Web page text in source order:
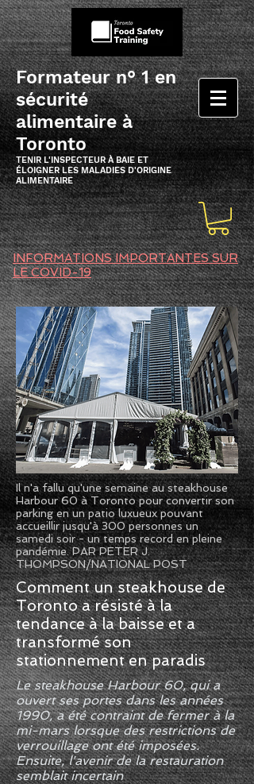
Formateur n° 1 en
sécurité
alimentaire à
Toronto
TENIR L'INSPECTEUR À BAIE ET
ÉLOIGNER LES MALADIES D'ORIGINE
ALIMENTAIRE
INFORMATIONS IMPORTANTES SUR
LE COVID-19
Il n'a fallu qu'une semaine au steakhouse
Harbour 60 à Toronto pour convertir son
parking en un patio luxueux pouvant
accueillir jusqu'à 300 personnes un
samedi soir - un temps record en pleine
pandémie. PAR PETER J.
THOMPSON/NATIONAL POST
Comment un steakhouse de
Toronto a résisté à la
tendance à la baisse et a
transformé son
stationnement en paradis
Le steakhouse Harbour 60, qui a
ouvert ses portes dans les années
1990, a été contraint de fermer à la
mi-mars lorsque des restrictions de
verrouillage ont été imposées.
Ensuite, l'avenir de la restauration
semblait incertain